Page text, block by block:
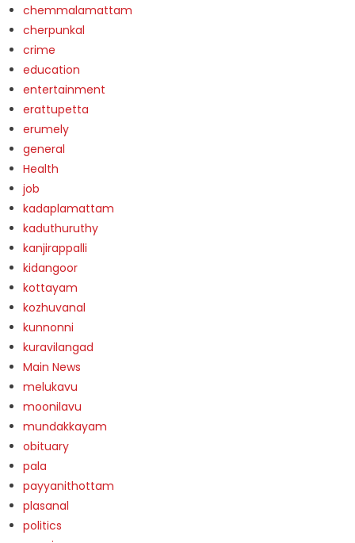
chemmalamattam
cherpunkal
crime
education
entertainment
erattupetta
erumely
general
Health
job
kadaplamattam
kaduthuruthy
kanjirappalli
kidangoor
kottayam
kozhuvanal
kunnonni
kuravilangad
Main News
melukavu
moonilavu
mundakkayam
obituary
pala
payyanithottam
plasanal
politics